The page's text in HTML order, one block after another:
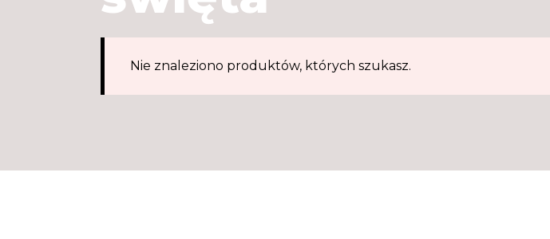
Nie znaleziono produktów, których szukasz.